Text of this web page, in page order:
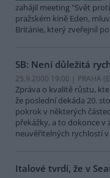
zahájil meeting "Svět
pražském kině Eden,
Británie, který zveřejnil
SB: Není důležitá
25.9.2000 19:00 | PRAHA
Zpráva o kvalitě růstu,
že poslední dekáda 20.
pokrok v některých
překážky, a to dokonce
neuvěřitelných rychlostí
Italové tvrdí, že v